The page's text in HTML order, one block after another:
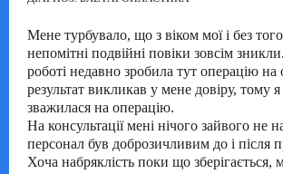
Мене турбувало, що з віком мої і без
непомітні подвійні повіки зовсім
роботі недавно зробила тут операцію на
результат викликав у мене довіру, тому
зважилася на операцію.
На консультації мені нічого зайвого не
персонал був доброзичливим до і після
Хоча набряклість поки що зберігається,